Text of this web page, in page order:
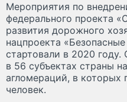
Мероприятия по
федерального проекта
развития дорожного
нацпроекта
стартовали в 2020
в 56 субъектах страны
агломераций, в которых
человек.